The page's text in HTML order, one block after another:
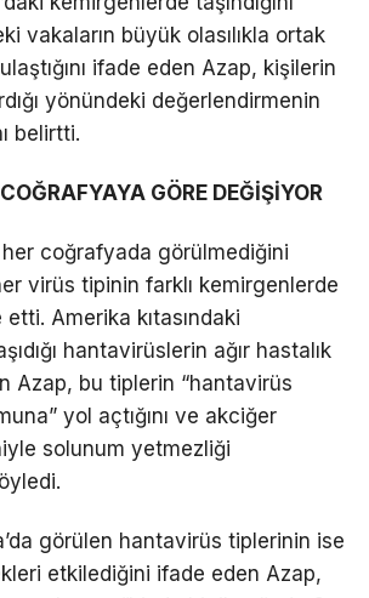
vakaların büyük olasılıkla ortak
ifade eden Azap, kişilerin
yönündeki değerlendirmenin
belirtti.
GÖRE DEĞİŞİYOR
coğrafyada görülmediğini
virüs tipinin farklı kemirgenlerde
etti. Amerika kıtasındaki
hantavirüslerin ağır hastalık
Azap, bu tiplerin “hantavirüs
yol açtığını ve akciğer
solunum yetmezliği
görülen hantavirüs tiplerinin ise
etkilediğini ifade eden Azap,